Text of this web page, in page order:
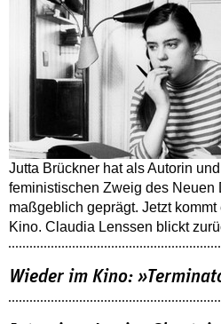
Jutta Brückner hat als Autorin
feministischen Zweig des Neuen
maßgeblich geprägt. Jetzt
Kino. Claudia Lenssen blickt
Wieder im Kino: